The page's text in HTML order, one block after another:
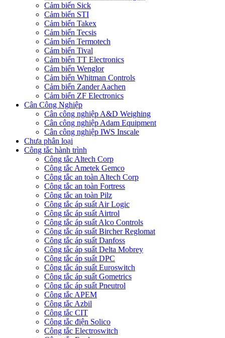
Cảm biến Sick
Cảm biến STI
Cảm biến Takex
Cảm biến Tecsis
Cảm biến Termotech
Cảm biến Tival
Cảm biến TT Electronics
Cảm biến Wenglor
Cảm biến Whitman Controls
Cảm biến Zander Aachen
Cảm biến ZF Electronics
Cân Công Nghiệp
Cân công nghiệp A&D Weighing
Cân công nghiệp Adam Equipment
Cân công nghiệp IWS Inscale
Chưa phân loại
Công tắc hành trình
Công tắc Altech Corp
Công tắc Ametek Gemco
Công tắc an toàn Altech Corp
Công tắc an toàn Fortress
Công tắc an toàn Pilz
Công tắc áp suất Air Logic
Công tắc áp suất Airtrol
Công tắc áp suất Alco Controls
Công tắc áp suất Bircher Reglomat
Công tắc áp suất Danfoss
Công tắc áp suất Delta Mobrey
Công tắc áp suất DPC
Công tắc áp suất Euroswitch
Công tắc áp suất Gometrics
Công tắc áp suất Pneutrol
Công tắc APEM
Công tắc Azbil
Công tắc CIT
Công tắc điện Solico
Công tắc Electroswitch